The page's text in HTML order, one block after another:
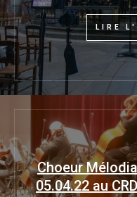
LIRE
Choeur
05.04.22 au